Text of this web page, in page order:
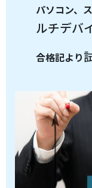
パソコン、
ルチデバ
合格記より